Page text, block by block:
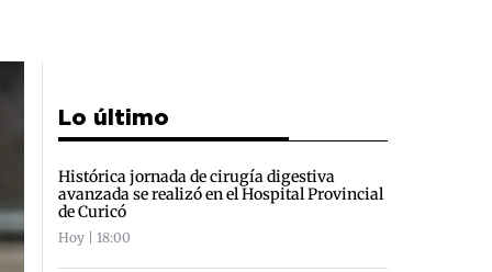
Lo último
Histórica jornada de cirugía digestiva
avanzada se realizó en el Hospital Provincial
de Curicó
Hoy | 18:00